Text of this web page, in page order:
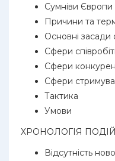
Сумніви Європи
Причини та
Основні засади
Сфери
Сфери
Сфери
Тактика
Умови
ХРОНОЛОГІЯ ПОДІЙ
Відсутність